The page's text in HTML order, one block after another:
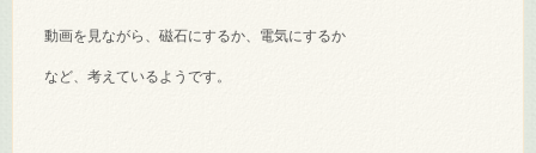
動画を見ながら、磁石にするか、電気にするか
など、考えているようです。